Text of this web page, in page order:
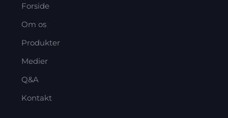
Forside
Om os
Produkter
Medier
Q&A
Kontakt